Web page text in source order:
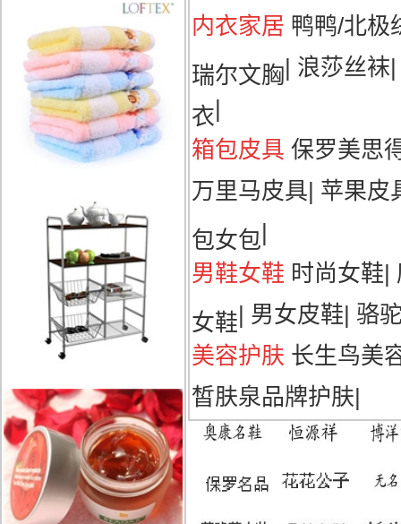
内衣家居 鸭鸭/北极
瑞尔文胸| 浪莎丝袜
衣|
箱包皮具 保罗美思
万里马皮具| 苹果皮
包女包 |
男鞋女鞋 时尚女鞋|
女鞋| 男女皮鞋| 骆
美容护肤 长生鸟美
皙肤泉品牌护肤|